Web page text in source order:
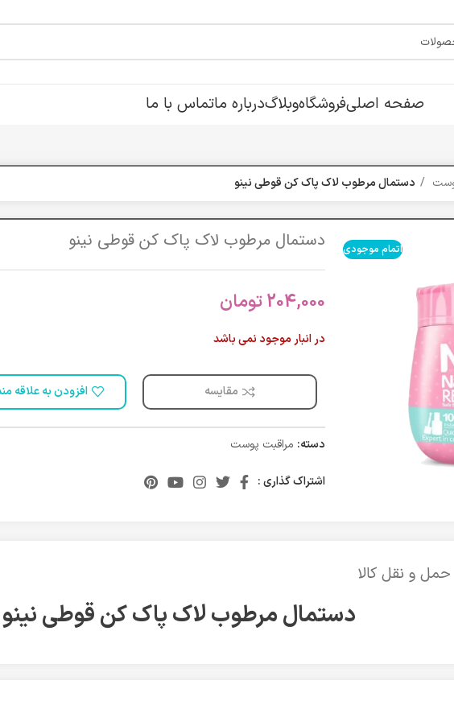
صفحه اصلیفروشگاهوبلاگدرباره ماتماس با ما
دستمال مرطوب لاک پاک کن قوطي نینو
اتمام موجودی دستمال مرطوب لاک پاک کن قوطي نینو
204,000تومان
در انبار موجود نمی باشد
مقایسه افزودن به علاقه
دسته: مراقبت پوست
اشتراک گذاری :
حمل و نقل کالا
دستمال مرطوب لاک پاک کن قوطي نینو